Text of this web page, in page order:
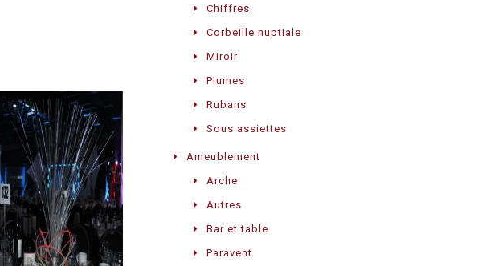
Chiffres
Corbeille nuptiale
Miroir
Plumes
Rubans
Sous assiettes
Ameublement
Arche
Autres
Bar et table
Paravent